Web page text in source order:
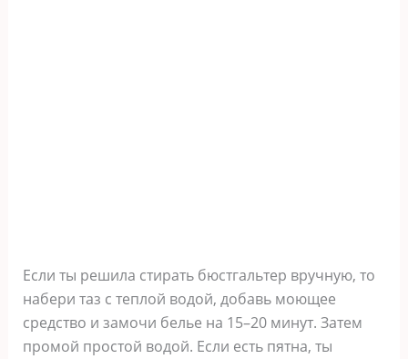
Если ты решила стирать бюстгальтер вручную, то
набери таз с теплой водой, добавь моющее
средство и замочи белье на 15–20 минут. Затем
промой простой водой. Если есть пятна, ты